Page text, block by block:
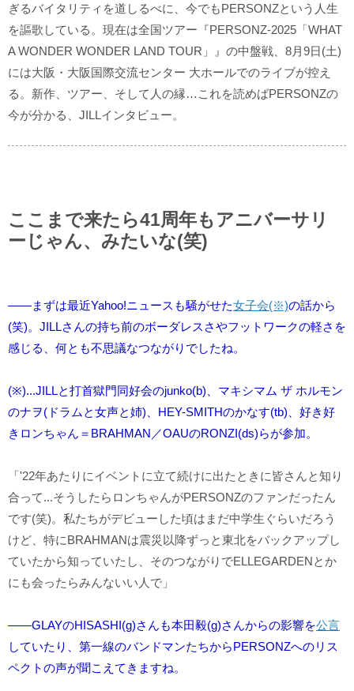
ぎるバイタリティを道しるべに、今でもPERSONZという人生
を謳歌している。現在は全国ツアー『PERSONZ-2025「WHAT
A WONDER WONDER LAND TOUR」』の中盤戦、8月9日(土)
には大阪・大阪国際交流センター 大ホールでのライブが控え
る。新作、ツアー、そして人の縁…これを読めばPERSONZの
今が分かる、JILLインタビュー。
ここまで来たら41周年もアニバーサリ
ーじゃん、みたいな(笑)
――まずは最近Yahoo!ニュースも騒がせた女子会(※)の話から
(笑)。JILLさんの持ち前のボーダレスさやフットワークの軽さを
感じる、何とも不思議なつながりでしたね。
(※)...JILLと打首獄門同好会のjunko(b)、マキシマム ザ ホルモン
のナヲ(ドラムと女声と姉)、HEY-SMITHのかなす(tb)、好き好
きロンちゃん＝BRAHMAN／OAUのRONZI(ds)らが参加。
「'22年あたりにイベントに立て続けに出たときに皆さんと知り
合って...そうしたらロンちゃんがPERSONZのファンだったん
です(笑)。私たちがデビューした頃はまだ中学生ぐらいだろう
けど、特にBRAHMANは震災以降ずっと東北をバックアップし
ていたから知っていたし、そのつながりでELLEGARDENとか
にも会ったらみんないい人で」
――GLAYのHISASHI(g)さんも本田毅(g)さんからの影響を公言
していたり、第一線のバンドマンたちからPERSONZへのリス
ペクトの声が聞こえてきますね。